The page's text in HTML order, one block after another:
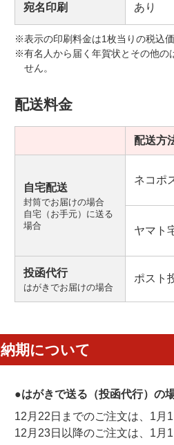
宛名印刷 あり
※表示の印刷料金は1枚当りの税込価
※有名人から届く年賀状とその他の
せん。
配送料金
配送方
自宅配送
封筒でお届けの場合
自宅（お手元）に送る
場合
ネコポ
ヤマト
投函代行
はがきでお届けの場合
ポスト
納期について
●はがきで送る（投函代行）の
12月22日までのご注文は、1月
12月23日以降のご注文は、1月